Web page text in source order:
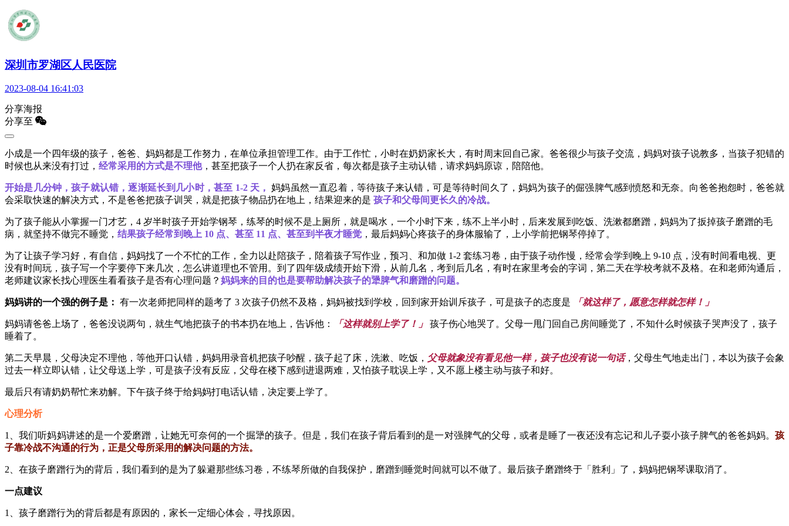
深圳市罗湖区人民医院
2023-08-04 16:41:03
分享海报
分享至
小成是一个四年级的孩子，爸爸、妈妈都是工作努力，在单位承担管理工作。由于工作忙，小时在奶奶家长大，有时周末回自己家。爸爸很少与孩子交流，妈妈对孩子说教多，当孩子犯错的
时候也从来没有打过， 经常采用的方式是不理他，甚至把孩子一个人扔在家反省，每次都是孩子主动认错，请求妈妈原谅，陪陪他。
开始是几分钟，孩子就认错，逐渐延长到几小时，甚至 1-2 天， 妈妈虽然一直忍着，等待孩子来认错，可是等待时间久了，妈妈为孩子的倔强脾气感到愤怒和无奈。向爸爸抱怨时，爸爸就
会采取快速的解决方式，不是爸爸把孩子训哭，就是把孩子物品扔在地上，结果迎来的是 孩子和父母间更长久的冷战。
为了孩子能从小掌握一门才艺，4 岁半时孩子开始学钢琴，练琴的时候不是上厕所，就是喝水，一个小时下来，练不上半小时，后来发展到吃饭、洗漱都磨蹭，妈妈为了扳掉孩子磨蹭的毛
病，就坚持不做完不睡觉， 结果孩子经常到晚上 10 点、甚至 11 点、甚至到半夜才睡觉 ，最后妈妈心疼孩子的身体服输了，上小学前把钢琴停掉了。
为了让孩子学习好，有自信，妈妈找了一个不忙的工作，全力以赴陪孩子，陪着孩子写作业，预习、和加做 1-2 套练习卷，由于孩子动作慢，经常会学到晚上 9-10 点，没有时间看电视、更
没有时间玩，孩子写一个字要停下来几次，怎么讲道理也不管用。到了四年级成绩开始下滑，从前几名，考到后几名，有时在家里考会的字词，第二天在学校考就不及格。在和老师沟通后，
老师建议家长找心理医生看看孩子是否有心理问题？ 妈妈来的目的也是要帮助解决孩子的犟脾气和磨蹭的问题。
妈妈讲的一个强的例子是： 有一次老师把同样的题考了 3 次孩子仍然不及格，妈妈被找到学校，回到家开始训斥孩子，可是孩子的态度是 「就这样了，愿意怎样就怎样！」
妈妈请爸爸上场了，爸爸没说两句，就生气地把孩子的书本扔在地上，告诉他： 「这样就别上学了！」
孩子伤心地哭了。父母一甩门回自己房间睡觉了，不知什么时候孩子哭声没了，孩子
睡着了。
第二天早晨，父母决定不理他，等他开口认错，妈妈用录音机把孩子吵醒，孩子起了床，洗漱、吃饭， 父母就象没有看见他一样，孩子也没有说一句话，父母生气地走出门，本以为孩子会象
过去一样立即认错，让父母送上学，可是孩子没有反应，父母在楼下感到进退两难，又怕孩子耽误上学，又不愿上楼主动与孩子和好。
最后只有请奶奶帮忙来劝解。下午孩子终于给妈妈打电话认错，决定要上学了。
心理分析
1、我们听妈妈讲述的是一个爱磨蹭，让她无可奈何的一个掘犟的孩子。但是，我们在孩子背后看到的是一对强脾气的父母，或者是睡了一夜还没有忘记和儿子耍小孩子脾气的爸爸妈妈。 孩
子靠冷战不沟通的行为，正是父母所采用的解决问题的方法。
2、在孩子磨蹭行为的背后，我们看到的是为了躲避那些练习卷，不练琴所做的自我保护，磨蹭到睡觉时间就可以不做了。最后孩子磨蹭终于「胜利」了，妈妈把钢琴课取消了。
一点建议
1、孩子磨蹭行为的背后都是有原因的，家长一定细心体会，寻找原因。